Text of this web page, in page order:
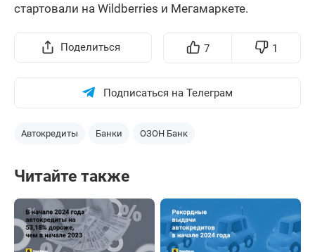
стартовали на Wildberries и Мегамаркете.
Поделиться 7 1
Подписаться на Телеграм
Автокредиты Банки ОЗОН Банк
Читайте также